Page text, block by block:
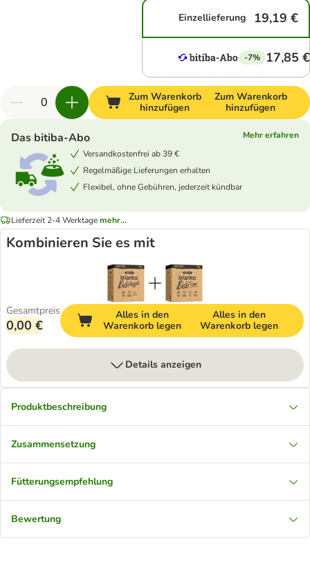
Einzellieferung 19,19 €
-7% 17,85 €
Zum Warenkorb
hinzufügen
Zum Warenkorb
hinzufügen
Das bitiba-Abo
Mehr erfahren
Versandkostenfrei ab 39 €
Regelmäßige Lieferungen erhalten
Flexibel, ohne Gebühren, jederzeit kündbar
Lieferzeit 2-4 Werktagemehr...
Kombinieren Sie es mit
Gesamtpreis
0,00 €
Alles in den
Warenkorb legen
Alles in den
Warenkorb legen
Details anzeigen
Produktbeschreibung
Zusammensetzung
Fütterungsempfehlung
Bewertung